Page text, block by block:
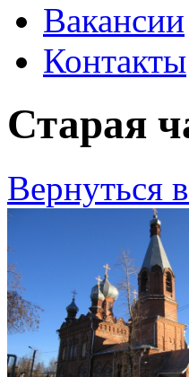
Вакансии
Контакты
Старая
Вернуться